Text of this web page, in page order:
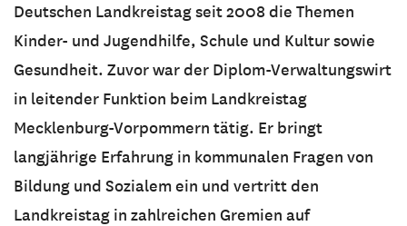
Deutschen Landkreistag seit 2008 die Themen
Kinder- und Jugendhilfe, Schule und Kultur sowie
Gesundheit. Zuvor war der Diplom-Verwaltungswirt
in leitender Funktion beim Landkreistag
Mecklenburg-Vorpommern tätig. Er bringt
langjährige Erfahrung in kommunalen Fragen von
Bildung und Sozialem ein und vertritt den
Landkreistag in zahlreichen Gremien auf